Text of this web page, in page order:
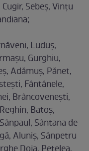
Sebeș, Vințu
Luduș,
Gurghiu,
Adămuș, Pănet,
Fântânele,
Brâncovenești,
Batoș,
Sântana de
Aluniș, Sânpetru